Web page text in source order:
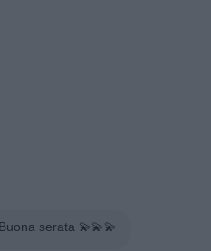
serata 💫💫💫